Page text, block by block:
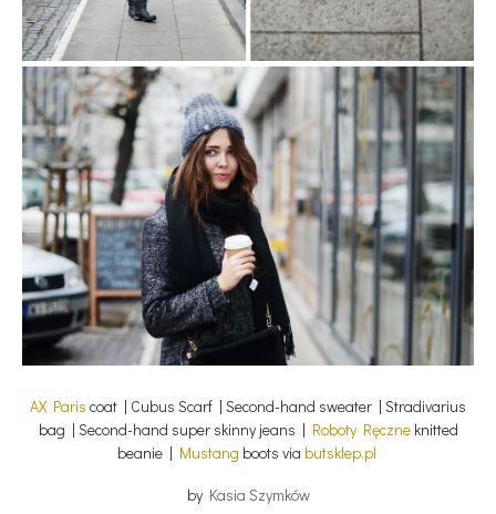
AX Paris coat | Cubus Scarf | Second-hand sweater | Stradivarius
bag | Second-hand super skinny jeans | Roboty Ręczneknitted
beanie | Mustang boots via butsklep.pl
by Kasia Szymków